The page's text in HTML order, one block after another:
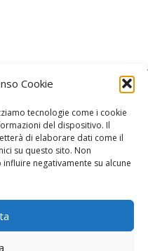
Cookie
tecnologie come i cookie
del dispositivo. Il
di elaborare dati come il
su questo sito. Non
negativamente su alcune